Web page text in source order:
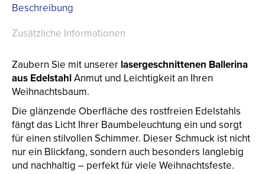
Beschreibung
Zusätzliche Informationen
Zaubern Sie mit unserer lasergeschnittenen Ballerina
aus EdelstahlAnmut und Leichtigkeit an Ihren
Weihnachtsbaum.
Die glänzende Oberfläche des rostfreien Edelstahls
fängt das Licht Ihrer Baumbeleuchtung ein und sorgt
für einen stilvollen Schimmer. Dieser Schmuck ist nicht
nur ein Blickfang, sondern auch besonders langlebig
und nachhaltig – perfekt für viele Weihnachtsfeste.